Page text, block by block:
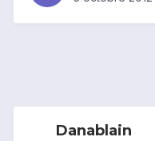
Danablain